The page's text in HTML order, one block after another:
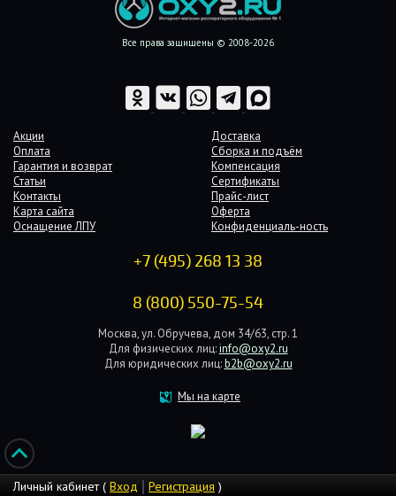
Все права защищены © 2008-2026
Акции
Доставка
Оплата
Сборка и подъём
Гарантия и возврат
Компенсация
Статьи
Сертификаты
Контакты
Прайс-лист
Карта сайта
Оферта
Оснащение ЛПУ
Конфиденциаль-ность
+7 (495) 268 13 38
8 (800) 550-75-54
Москва, ул. Обручева, дом 34/63, стр. 1
Для физических лиц: info@oxy2.ru
Для юридических лиц: b2b@oxy2.ru
Мы на карте
Личный кабинет ( Вход Регистрация )